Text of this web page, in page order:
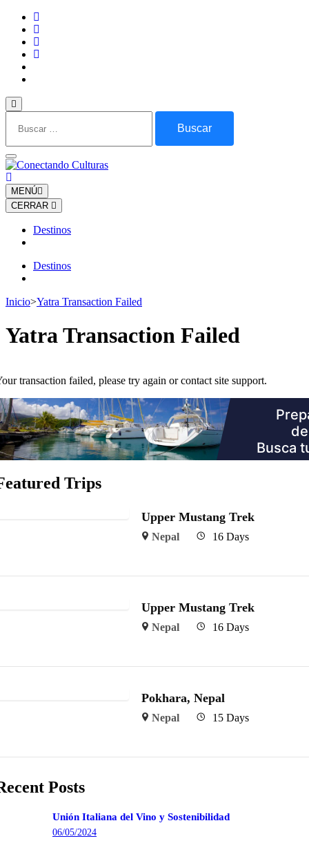
Saltar
contenido
(presiona
tecla
MENÚ
CERRAR
Destinos
Destinos
Inicio>Yatra Transaction Failed
Yatra Transaction Failed
transaction failed, please try again or contact site support.
Trips
Upper Mustang Trek
Nepal 16 Days
Upper Mustang Trek
Nepal 16 Days
Pokhara, Nepal
Nepal 15 Days
Posts
Unión Italiana del Vino y Sostenibilidad
06/05/2024